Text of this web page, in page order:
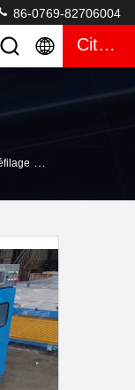
86-0769-82706004
Citation
>